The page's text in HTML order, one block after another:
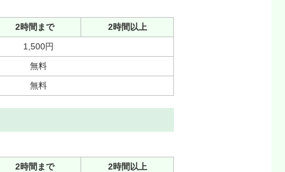
2時間まで
2時間以上
1,500円
無料
無料
2時間まで
2時間以上